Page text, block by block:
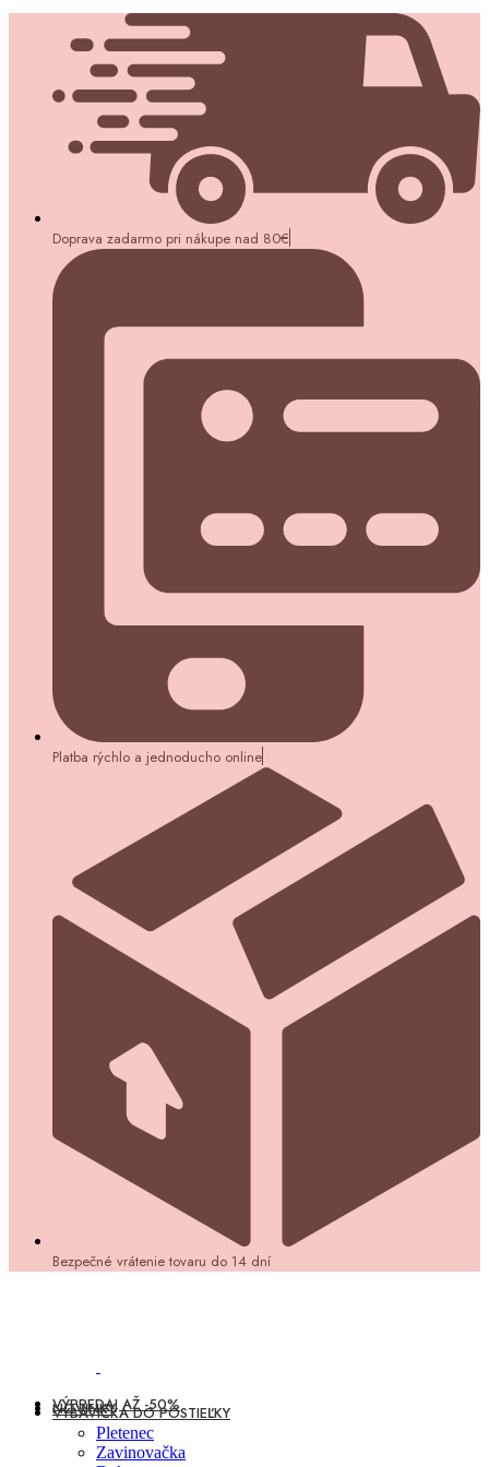
Doprava zadarmo pri nákupe nad 80€
Platba rýchlo a jednoducho online
Bezpečné vrátenie tovaru do 14 dní
VÝPREDAJ AŽ -50%
NOVINKY
VÝBAVIČKA DO POSTIEĽKY
Pletenec
Zavinovačka